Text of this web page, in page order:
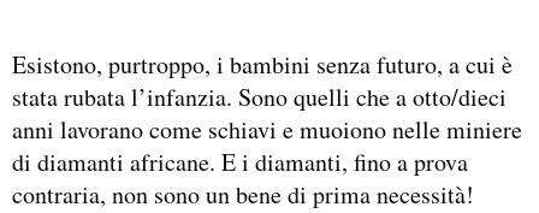
Esistono, purtroppo, i bambini senza futuro, a cui è
stata rubata l’infanzia. Sono quelli che a otto/dieci
anni lavorano come schiavi e muoiono nelle miniere
di diamanti africane. E i diamanti, fino a prova
contraria, non sono un bene di prima necessità!